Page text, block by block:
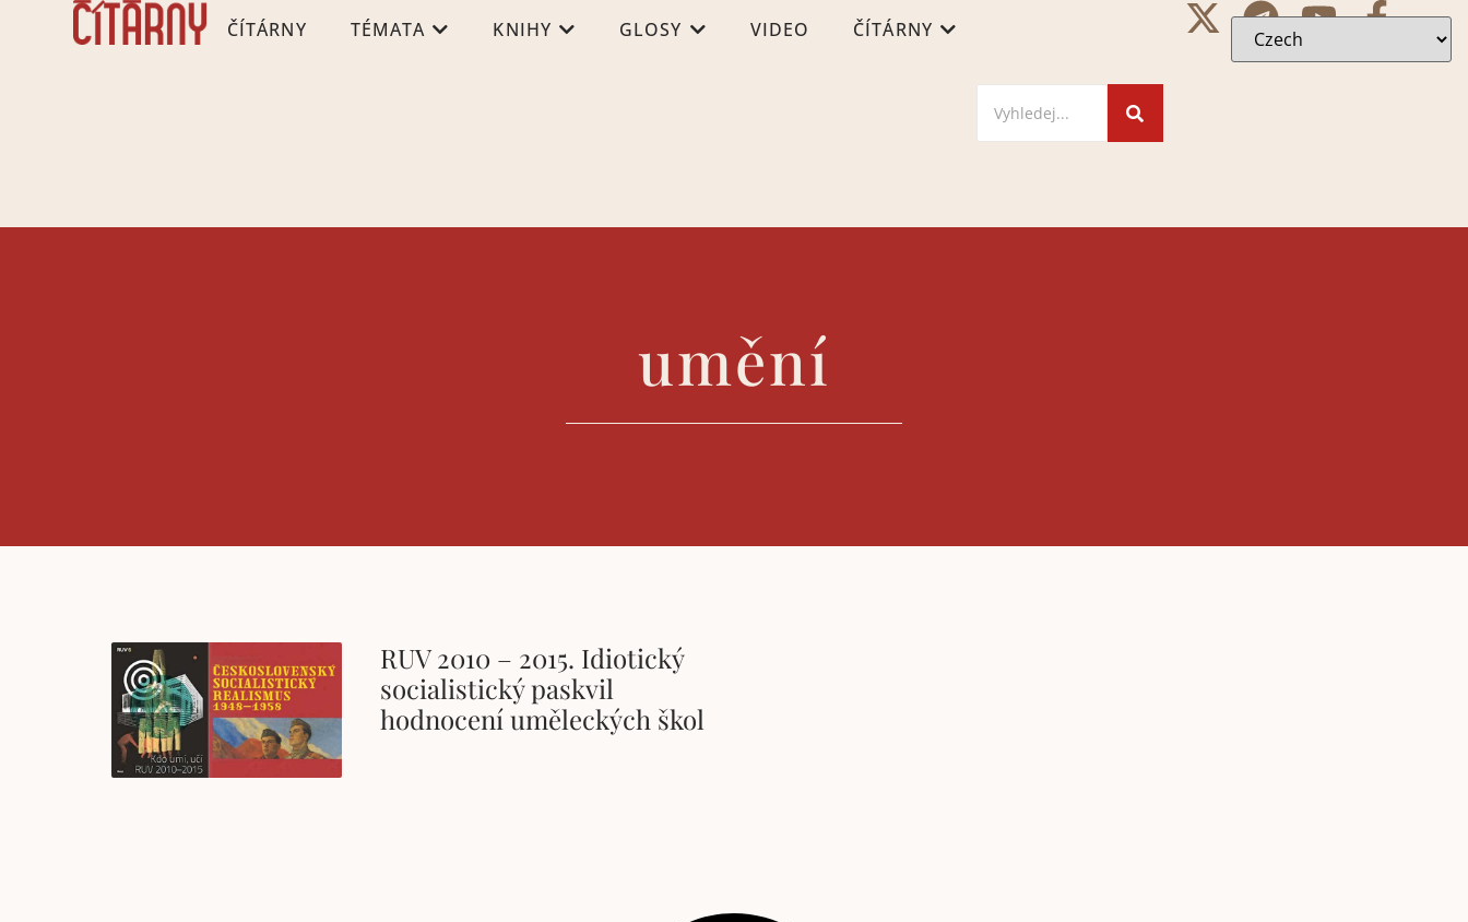
ČÍTÁRNY TÉMATA KNIHY GLOSY VIDEO ČÍTÁRNY
umění
RUV 2010 – 2015. Idiotický
socialistický paskvil
hodnocení uměleckých škol